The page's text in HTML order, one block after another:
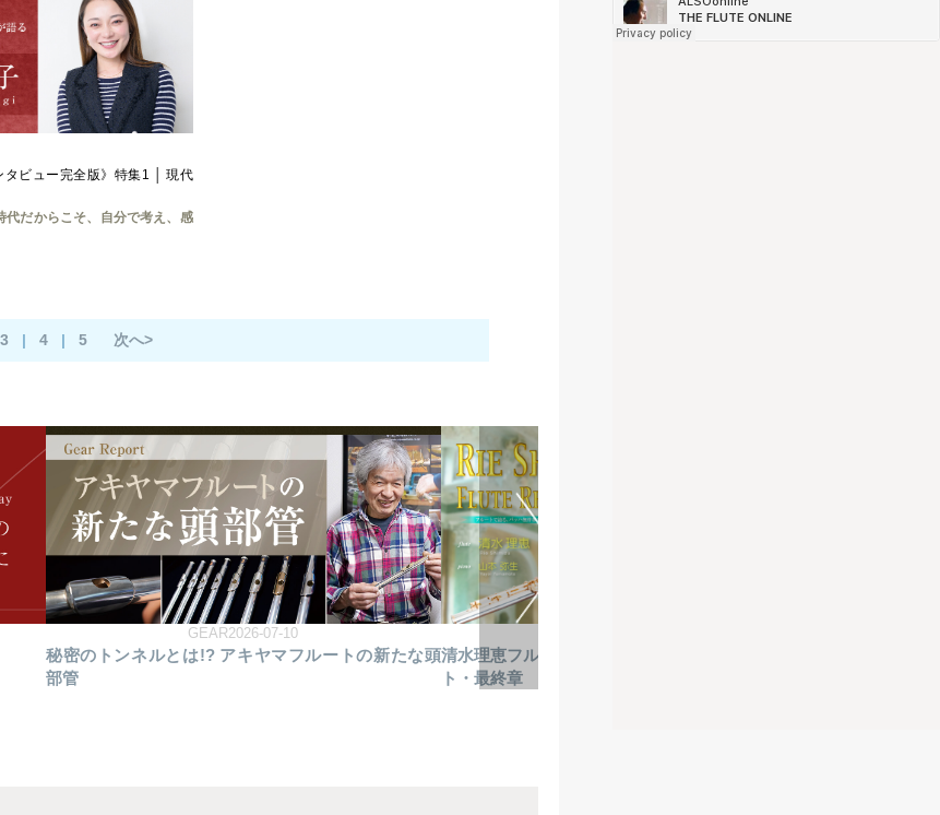
タビュー完全版》特集1 │ 現代
代だからこそ、自分で考え、感
3 |4 |5 次へ>
GEAR2026-07-10
秘密のトンネルとは!? アキヤマフルートの新たな頭
部管
清水理恵フルート・リサイタル～バッハ・プロジェク
ト・最終章